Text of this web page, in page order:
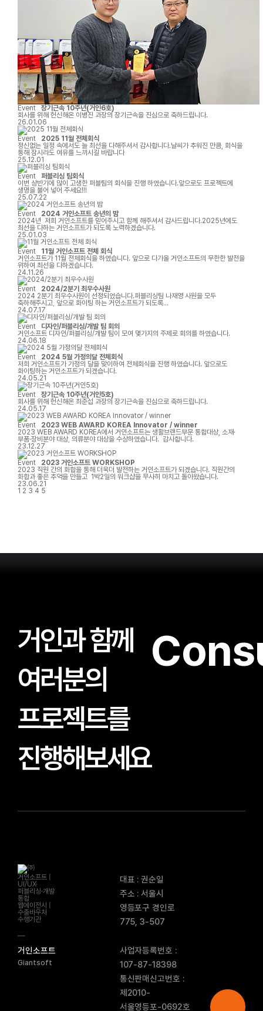
Event
장기근속 10주년(거인6호)
회사를 위해 헌신해온 이병진 과장의 장기근속을 진심으로 축하드립니다.
26.01.06
Event
2025 11월 전체회식
정신없는 일정 속에서도 늘 최선을 다해주셔서 감사합니다.날씨가 추워진 만큼, 회식을
통해 잠시라도 여유를 느끼시길 바랍니다
25.12.01
Event
퍼블리싱 팀회식
이번 상반기에 많이 고생한 퍼블팀의 회식을 진행 하였습니다.앞으로도 프로젝트에
생명을 불어 넣어 주세요!!!
25.07.22
Event
2024 거인소프트 송년의 밤
2024년 저희 거인소프트를 믿어주시고 함께 해주셔서 감사드립니다.2025년에도
최선을 다하는 거인소프트가 되도록 노력하겠습니다.
25.01.03
Event
11월 거인소프트 전체 회식
거인소프트가 11월 전체회식을 하였습니다. 앞으로 다가올 거인소프트의 무한한 발전을
위하여 최선을 다하겠습니다.
24.11.26
Event
2024/2분기 최우수사원
2024 2분기 최우수사원이 선정되었습니다.퍼블리싱팀 나재영 사원을 모두
축하해주시고, 앞으로 화이팅 하는 거인소프트가 되도록
합시다!2분기 최우수사원퍼블리싱팀 나재영 사원저를 2024년도 2분기 우수사원으로
뽑아주셔서 정말 감사드립니다!아직은 부족한 점이 더 많아서 우수사원이라고 하기엔
조금 부끄럽지만 그래도 뽑아주신 만큼 앞으로 더 열심히 하는 사원이 되겠습니다.함께
일하면서 저를 많이 도와주시고 이끌어주시는 거인소프트 모든 팀원분들께 항상
감사드리며 특히 제가 모르는 부분들을 여쭤볼때마다 친절하게 잘
알려주시는 은빈대리님 덕분에 많이 배우고 성장할 수 있었던 것 같습니다. 정말 늘
감사드립니다!항상 거인소프트 퍼블리싱팀으로서 자부심을 가질 수 있도록 앞으로도
부족한 점 잘 메꾸며 더 열심히 노력하도록 하겠습니다.감사합니다!
24.07.17
Event
디자인/퍼블리싱/개발 팀 회의
거인소프트 디자인/퍼블리싱/개발 팀이 모여 몇가지의 주제로 회의를 하였습니다.
24.06.18
Event
2024 5월 가정의달 전체회식
저희 거인소프트가 가정의 달을 맞이하여 전체회식을 진행 하였습니다. 앞으로도
화이팅하는 거인소프트가 되겠습니다.
24.05.21
Event
장기근속 10주년(거인5호)
회사를 위해 헌신해온 최준섭 과장의 장기근속을 진심으로 축하드립니다.
24.05.17
Event
2023 WEB AWARD KOREA Innovator / winner
2023 WEB AWARD KOREA에서 거인소프트는 생활브랜드부문 통합대상, 소재·
부품·장비분야 대상, 의류분야 대상을 수상하였습니다. 감사합니다.
23.12.27
Event
2023 거인소프트 WORKSHOP
2023 직원 간의 화합을 통해 더욱더 발전하는 거인소프트가 되겠습니다. 직원간의
화합과 좋은 추억을 만들고 1박2일의 워크샵을 무사히 마치고 돌아왔습니다.
23.06.21
1 2 3 4 5
거인과 함께
여러분의
프로젝트를
진행해보세요
거인소프트
Giantsoft
대표 : 권순일
주소 : 서울시
영등포구 경인로
775, 3-507
사업자등록번호 :
107-87-18398
통신판매신고번호 :
제2010-
서울영등포-0692호